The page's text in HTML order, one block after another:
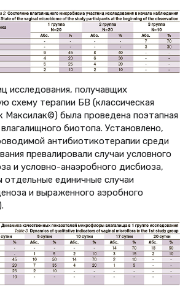
исследования, получавщих
схему терапии БВ (классическая
Максилак©) была проведена поэтапная
биотопа. Установлено,
антибиотикотерапии среди
превалировали случаи условного
и условно-анаэробного дисбиоза,
отдельные единичные случаи
и выраженного аэробного